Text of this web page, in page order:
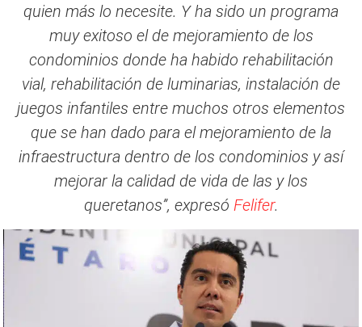
quien más lo necesite. Y ha sido un programa
muy exitoso el de mejoramiento de los
condominios donde ha habido rehabilitación
vial, rehabilitación de luminarias, instalación de
juegos infantiles entre muchos otros elementos
que se han dado para el mejoramiento de la
infraestructura dentro de los condominios y así
mejorar la calidad de vida de las y los
queretanos”, expresó Felifer.